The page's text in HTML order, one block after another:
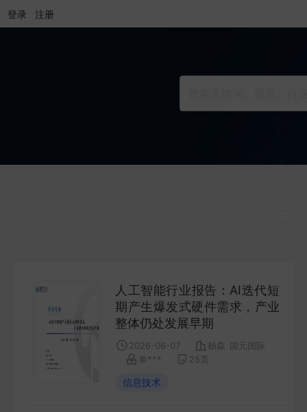
登录 注册
公司研究
COMPANY
宏观策略
人工智能行业报告：AI迭代短
期产生爆发式硬件需求，产业
整体仍处发展早期
2026-06-07 杨森
国元国际
单***
25 页
信息技术